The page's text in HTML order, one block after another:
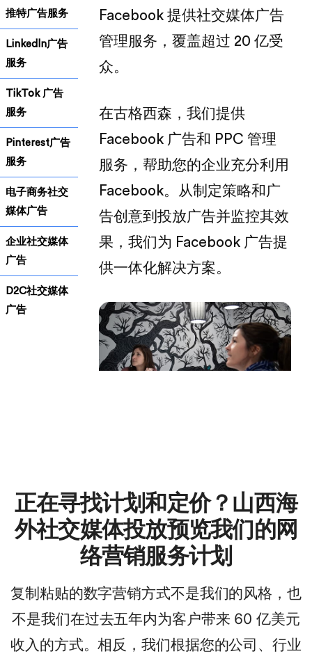
Facebook 提供社交媒体广告
管理服务，覆盖超过 20 亿受
众。
在古格西森，我们提供
Facebook 广告和 PPC 管理
服务，帮助您的企业充分利用
Facebook。从制定策略和广
告创意到投放广告并监控其效
果，我们为 Facebook 广告提
供一体化解决方案。
推特广告服务
Linkedln广告
服务
TikTok 广告
服务
Pinterest广告
服务
电子商务社交
媒体广告
企业社交媒体
广告
D2C社交媒体
广告
正在寻找计划和定价？山西海
外社交媒体投放预览我们的网
络营销服务计划
复制粘贴的数字营销方式不是我们的风格，也
不是我们在过去五年内为客户带来 60 亿美元
收入的方式。相反，我们根据您的公司、行业